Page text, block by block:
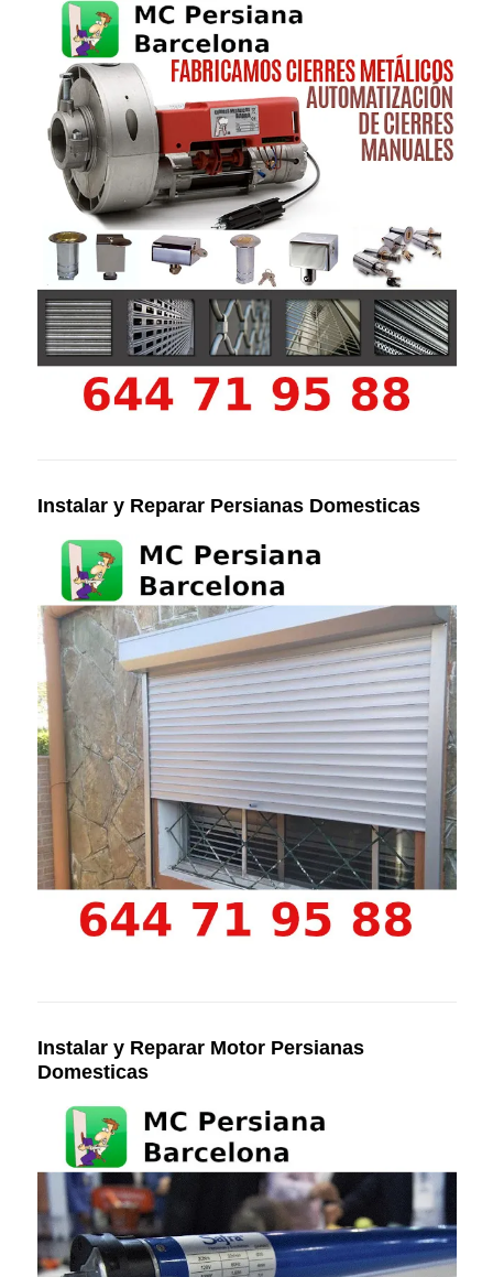
Instalar y Reparar Persianas Domesticas
Instalar y Reparar Motor Persianas
Domesticas